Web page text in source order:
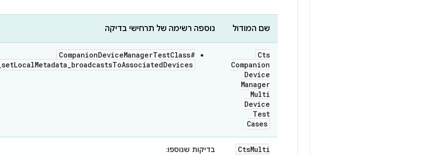
שם המודול נוספה רשימה של תרחישי בדיקה
Cts
Companion
Device
Manager
Multi
Device
Test
Cases
CompanionDeviceManagerTestClass#
CtsMulti
בדיקות שנוספו: